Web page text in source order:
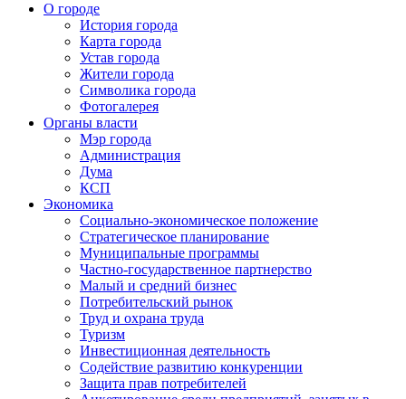
О городе
История города
Карта города
Устав города
Жители города
Символика города
Фотогалерея
Органы власти
Мэр города
Администрация
Дума
КСП
Экономика
Социально-экономическое положение
Стратегическое планирование
Муниципальные программы
Частно-государственное партнерство
Малый и средний бизнес
Потребительский рынок
Труд и охрана труда
Туризм
Инвестиционная деятельность
Содействие развитию конкуренции
Защита прав потребителей